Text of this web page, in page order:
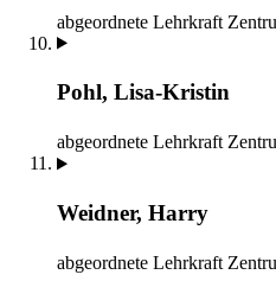
abgeordnete Lehrkraft
Pohl, Lisa-Kristin
abgeordnete Lehrkraft
Weidner, Harry
abgeordnete Lehrkraft